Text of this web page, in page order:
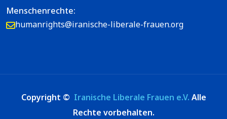
Menschenrechte:
humanrights@iranische-liberale-frauen.org
Copyright © Iranische Liberale Frauen e.V. Alle
Rechte vorbehalten.